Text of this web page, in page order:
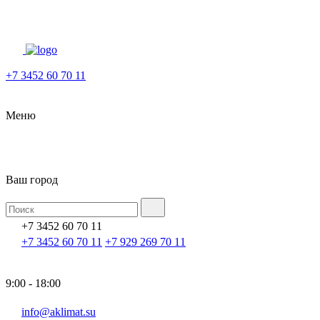
+7 3452 60 70 11
Меню
Ваш город
+7 3452 60 70 11
+7 3452 60 70 11 +7 929 269 70 11
9:00 - 18:00
info@aklimat.su